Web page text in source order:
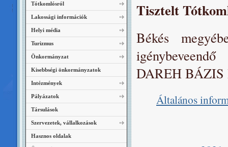
Tisztelt
Békés
DAREH BÁZIS
Általános
Tótkomlósról
Lakossági információk
Helyi média
Turizmus
Önkormányzat
Kisebbségi önkormányzatok
Intézmények
Pályázatok
Társulások
Szervezetek, vállalkozások
Hasznos oldalak